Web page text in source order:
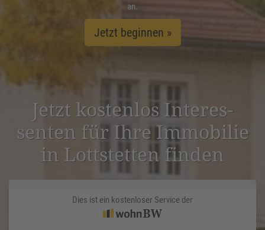
an.
Jetzt beginnen »
Jetzt kostenlos Inter­es­
senten für Ihre Immobilie
in Lotts­tetten finden
Dies ist ein kostenloser Service der